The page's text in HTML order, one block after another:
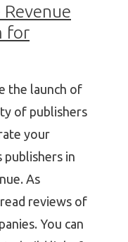
for
the launch of
of publishers
your
publishers in
As
reviews of
You can